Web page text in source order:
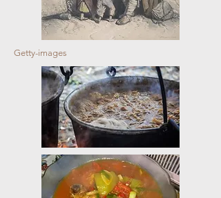
Getty-images